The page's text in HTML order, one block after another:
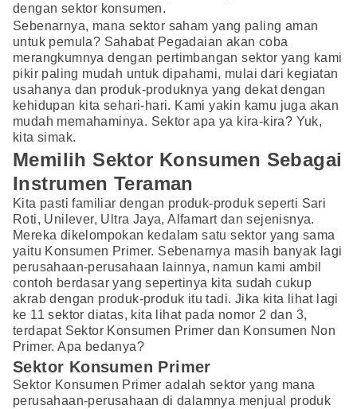
dengan sektor konsumen.
Sebenarnya, mana sektor saham yang paling aman
untuk pemula? Sahabat Pegadaian akan coba
merangkumnya dengan pertimbangan sektor yang kami
pikir paling mudah untuk dipahami, mulai dari kegiatan
usahanya dan produk-produknya yang dekat dengan
kehidupan kita sehari-hari. Kami yakin kamu juga akan
mudah memahaminya. Sektor apa ya kira-kira? Yuk,
kita simak.
Memilih Sektor Konsumen Sebagai
Instrumen Teraman
Kita pasti familiar dengan produk-produk seperti Sari
Roti, Unilever, Ultra Jaya, Alfamart dan sejenisnya.
Mereka dikelompokan kedalam satu sektor yang sama
yaitu Konsumen Primer. Sebenarnya masih banyak lagi
perusahaan-perusahaan lainnya, namun kami ambil
contoh berdasar yang sepertinya kita sudah cukup
akrab dengan produk-produk itu tadi. Jika kita lihat lagi
ke 11 sektor diatas, kita lihat pada nomor 2 dan 3,
terdapat Sektor Konsumen Primer dan Konsumen Non
Primer. Apa bedanya?
Sektor Konsumen Primer
Sektor Konsumen Primer adalah sektor yang mana
perusahaan-perusahaan di dalamnya menjual produk